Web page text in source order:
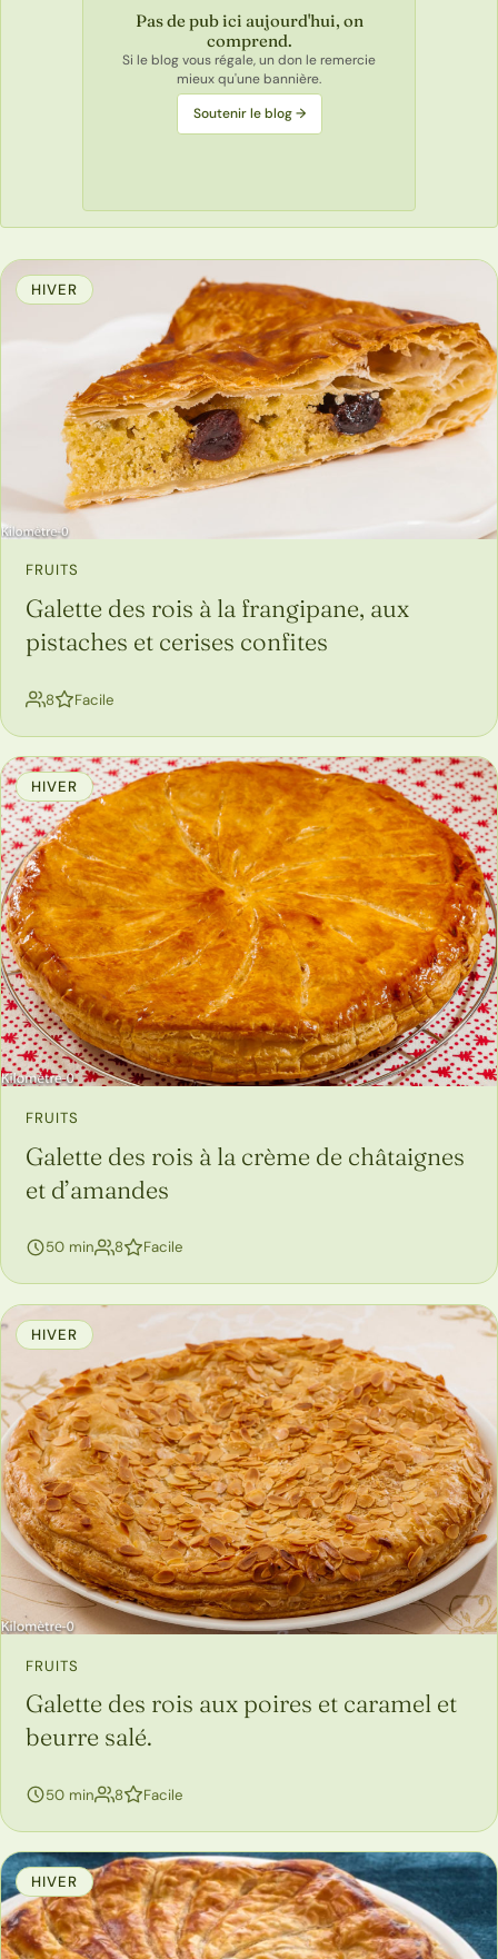
Pas de pub ici aujourd'hui, on
comprend.
Si le blog vous régale, un don le remercie
mieux qu'une bannière.
Soutenir le blog →
HIVER
FRUITS
Galette des rois à la frangipane, aux
pistaches et cerises confites
8personnes
Facile
HIVER
FRUITS
Galette des rois à la crème de châtaignes
et d’amandes
50 min 8personnes
Facile
HIVER
FRUITS
Galette des rois aux poires et caramel et
beurre salé.
50 min 8personnes
Facile
HIVER